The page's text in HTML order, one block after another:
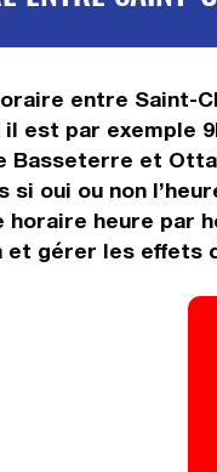
entre Saint-
il est par exemple
Basseterre et
si oui ou non
horaire heure par
et gérer les effets